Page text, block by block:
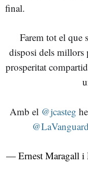
final.
Farem tot el que
disposi dels millors
prosperitat
Amb el @jcasteg
— Ernest Maragall i